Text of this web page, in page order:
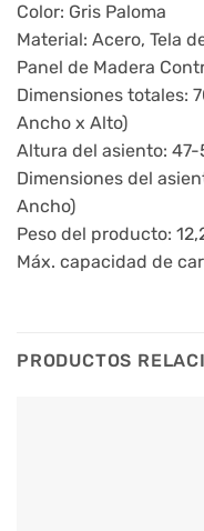
Color: Gris Paloma
Material: Acero, Tela
Panel de Madera
Dimensiones totales:
Ancho x Alto)
Altura del asiento: 47-
Dimensiones del
Ancho)
Peso del producto:
Máx. capacidad de
PRODUCTOS